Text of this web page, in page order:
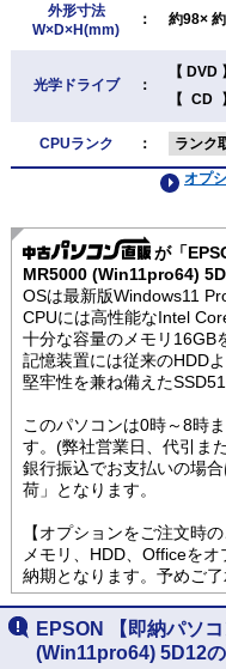
外形寸法
W×D×H(mm)
： 約98×
光学ドライブ ：
【 DVD 】
【 CD 】
CPUランク ： ランク
オプ
が「
MR5000 (Win11pro64)
OSは最新版Windows11
CPUには高性能なIntel
十分な容量のメモリ16GB
記憶装置には従来のHDD
堅牢性を兼ね備えた
このパソコンは0時～8時
す。(弊社営業日、代引ま
銀行振込でお支払いの場
荷」となります。
【オプションをご注文時の
メモリ、HDD、Officeを
納期となります。予めご了
EPSON 【即納パソ
(Win11pro64) 5D12